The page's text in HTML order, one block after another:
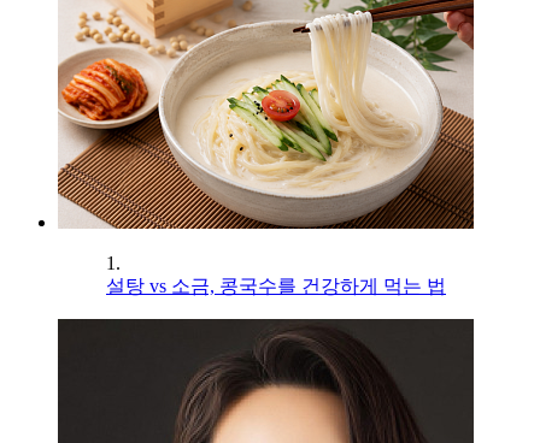
1.
설탕 vs 소금, 콩국수를 건강하게 먹는 법